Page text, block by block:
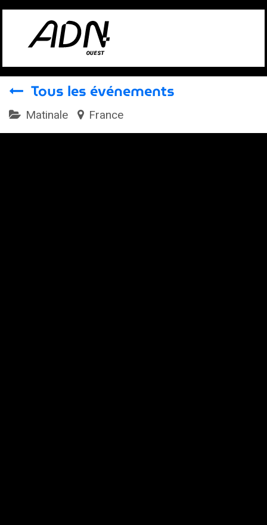
Se rendre au contenu
Tous les événements
Matinale France